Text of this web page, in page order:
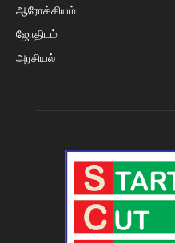
ஆரோக்கியம்
ஜோதிடம்
அரசியல்